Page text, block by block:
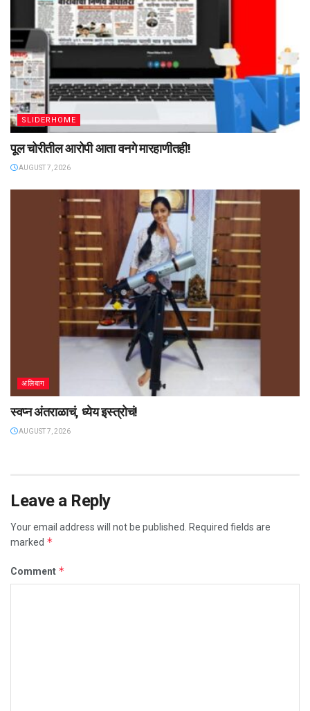
SLIDERHOME
पूल चोरीतील आरोपी आता वनगे मारहाणीतही!
AUGUST 7, 2026
अलिबाग
स्वप्न अंतराळाचं, ध्येय इस्त्रोचं!
AUGUST 7, 2026
Leave a Reply
Your email address will not be published. Required fields are
marked *
Comment *